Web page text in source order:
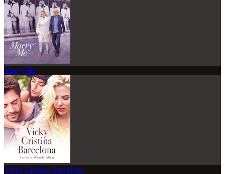
Marry Me
Vicky Cristina Barcelona